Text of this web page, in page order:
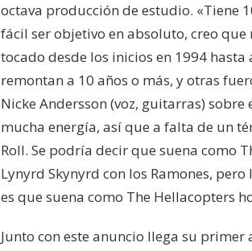
octava producción de estudio. «Tiene
fácil ser objetivo en absoluto, creo
tocado desde los inicios en 1994 hasta
remontan a 10 años o más, y otras
Nicke Andersson (voz, guitarras)
mucha energía, así que a falta de un
Roll. Se podría decir que suena como
Lynyrd Skynyrd con los Ramones,
es que suena como The Hellacopters
Junto con este anuncio llega su primer